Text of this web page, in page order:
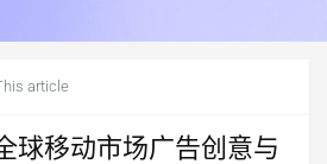
article
球移动市场广告创意与